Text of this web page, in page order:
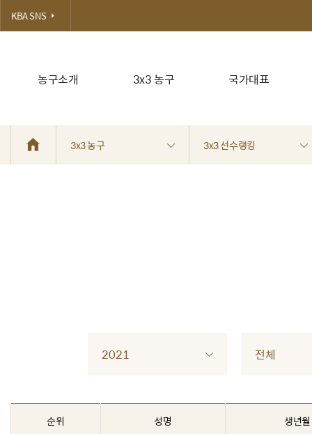
농구소개 3x3 농구 국가대표
KBA SNS
3x3 농구 3x3 선수랭킹
2021 전체
순위 성명 생년월